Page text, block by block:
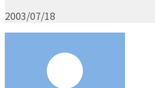
2003/07/18